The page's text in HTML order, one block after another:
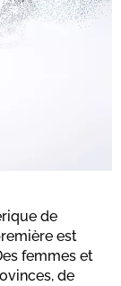
de
est
femmes et
de